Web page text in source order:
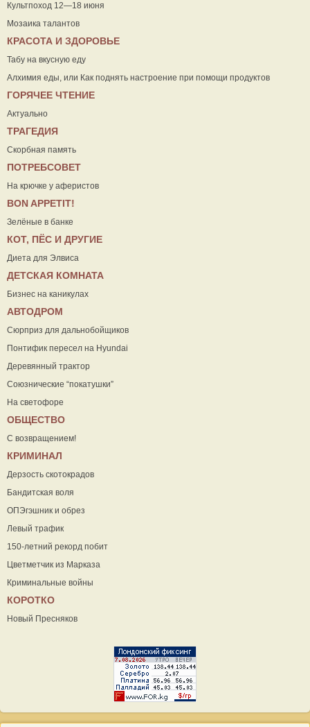
Культпоход 12—18 июня
Мозаика талантов
КРАСОТА И ЗДОРОВЬЕ
Табу на вкусную еду
Алхимия еды, или Как поднять настроение при помощи продуктов
ГОРЯЧЕЕ ЧТЕНИЕ
Актуально
ТРАГЕДИЯ
Скорбная память
ПОТРЕБСОВЕТ
На крючке у аферистов
ВON APPETIT!
Зелёные в банке
КОТ, ПЁС И ДРУГИЕ
Диета для Элвиса
ДЕТСКАЯ КОМНАТА
Бизнес на каникулах
АВТОДРОМ
Сюрприз для дальнобойщиков
Понтифик пересел на Hyundai
Деревянный трактор
Союзнические “покатушки”
На светофоре
ОБЩЕСТВО
С возвращением!
КРИМИНАЛ
Дерзость скотокрадов
Бандитская воля
ОПЭгэшник и обрез
Левый трафик
150-летний рекорд побит
Цветметчик из Марказа
Криминальные войны
КОРОТКО
Новый Пресняков